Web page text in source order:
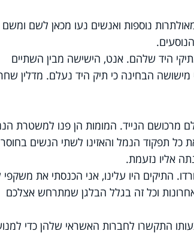
נוספות ואנשים נעו מכאן לשם ומשם
היד שלהם. אנט, הישישה מבין השתיים
הבחינה כי תיק היד נעלם. מדלין
מרכושם הנייד. המומות הן פנו למשטרת
כל תפקוד הנמל והאזינו לשתי הנשים בחוסר
אליו נזעמת.
התיקים היו עלינו, אני הכנסתי את משקפי
וכל זה בגלל הבלגן שמתרחש אצלכם
התקשרו לחברות האשראי שלהן כדי